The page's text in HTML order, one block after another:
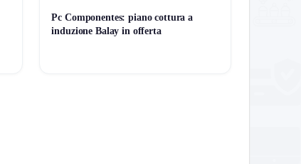
Pc Componentes: piano cottura a
induzione Balay in offerta